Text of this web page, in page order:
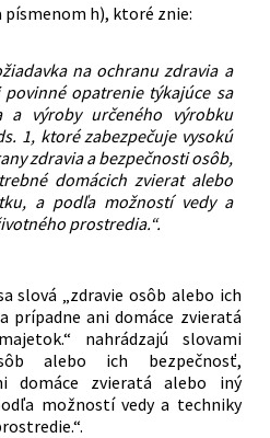
písmenom h), ktoré znie:
na ochranu zdravia a
povinné opatrenie týkajúce sa
a výroby určeného výrobku
1, ktoré zabezpečuje vysokú
zdravia a bezpečnosti osôb,
domácich zvierat alebo
a podľa možností vedy a
prostredia.“.
slová „zdravie osôb alebo ich
prípadne ani domáce zvieratá
nahrádzajú slovami
alebo ich bezpečnosť,
domáce zvieratá alebo iný
možností vedy a techniky